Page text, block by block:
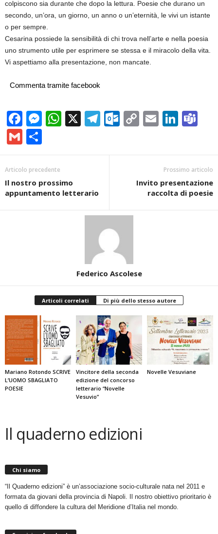
colpiscono sia durante che dopo la lettura. Poesie che durano un
secondo, un’ora, un giorno, un anno o un’eternità, le vivi un istante
o per sempre.
Cesarina possiede la sensibilità di chi trova nell’arte e nella poesia
uno strumento utile per esprimere se stessa e il miracolo della vita.
Vi aspettiamo alla presentazione, non mancate.
Commenta tramite facebook
Facebook
Messenger
WhatsApp
X Telegram
Outlook.com
CopyEmail
Gmail
Articolo precedente
Il nostro prossimo
appuntamento letterario
Prossimo articolo
Invito presentazione
raccolta di poesie
Federico Ascolese
Articoli correlati Di più dello stesso autore
Mariano Rotondo SCRIVE
L’UOMO SBAGLIATO
POESIE
Vincitore della seconda
edizione del concorso
letterario “Novelle
Vesuvio”
Novelle Vesuviane
Il quaderno edizioni
Chi siamo
“Il Quaderno edizioni” è un’associazione socio-culturale nata nel 2011 e
formata da giovani della provincia di Napoli. Il nostro obiettivo prioritario è
quello di diffondere la cultura del Meridione d’Italia nel mondo.